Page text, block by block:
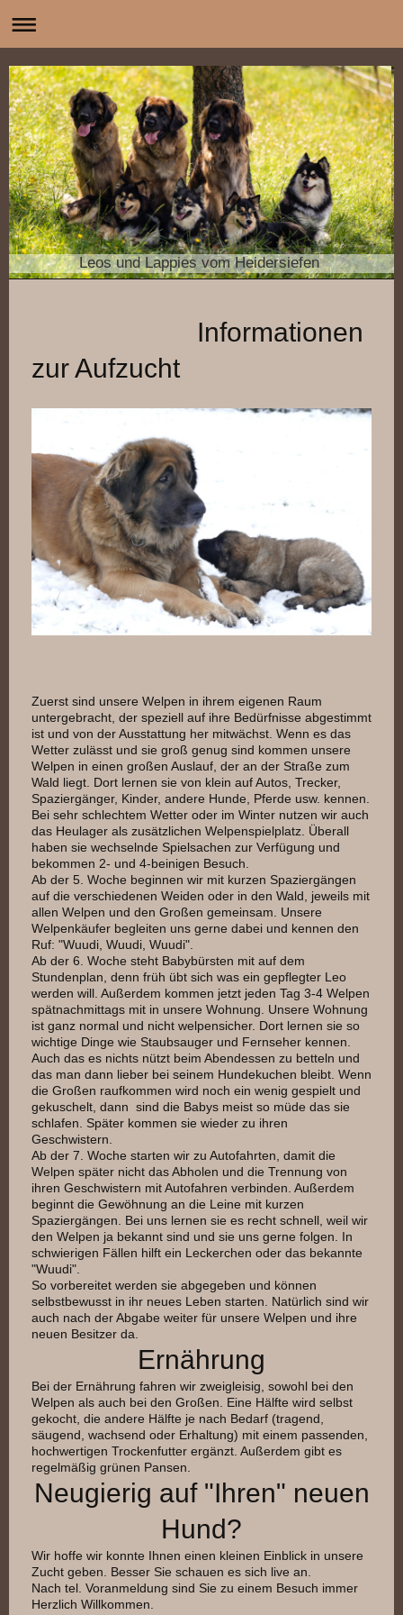
Leos und Lappies vom Heidersiefen
Informationen
zur Aufzucht
Zuerst sind unsere Welpen in ihrem eigenen Raum
untergebracht, der speziell auf ihre Bedürfnisse abgestimmt
ist und von der Ausstattung her mitwächst. Wenn es das
Wetter zulässt und sie groß genug sind kommen unsere
Welpen in einen großen Auslauf, der an der Straße zum
Wald liegt. Dort lernen sie von klein auf Autos, Trecker,
Spaziergänger, Kinder, andere Hunde, Pferde usw. kennen.
Bei sehr schlechtem Wetter oder im Winter nutzen wir auch
das Heulager als zusätzlichen Welpenspielplatz. Überall
haben sie wechselnde Spielsachen zur Verfügung und
bekommen 2- und 4-beinigen Besuch.
Ab der 5. Woche beginnen wir mit kurzen Spaziergängen
auf die verschiedenen Weiden oder in den Wald, jeweils mit
allen Welpen und den Großen gemeinsam. Unsere
Welpenkäufer begleiten uns gerne dabei und kennen den
Ruf: "Wuudi, Wuudi, Wuudi".
Ab der 6. Woche steht Babybürsten mit auf dem
Stundenplan, denn früh übt sich was ein gepflegter Leo
werden will. Außerdem kommen jetzt jeden Tag 3-4 Welpen
spätnachmittags mit in unsere Wohnung. Unsere Wohnung
ist ganz normal und nicht welpensicher. Dort lernen sie so
wichtige Dinge wie Staubsauger und Fernseher kennen.
Auch das es nichts nützt beim Abendessen zu betteln und
das man dann lieber bei seinem Hundekuchen bleibt. Wenn
die Großen raufkommen wird noch ein wenig gespielt und
gekuschelt, dann sind die Babys meist so müde das sie
schlafen. Später kommen sie wieder zu ihren
Geschwistern.
Ab der 7. Woche starten wir zu Autofahrten, damit die
Welpen später nicht das Abholen und die Trennung von
ihren Geschwistern mit Autofahren verbinden. Außerdem
beginnt die Gewöhnung an die Leine mit kurzen
Spaziergängen. Bei uns lernen sie es recht schnell, weil wir
den Welpen ja bekannt sind und sie uns gerne folgen. In
schwierigen Fällen hilft ein Leckerchen oder das bekannte
"Wuudi".
So vorbereitet werden sie abgegeben und können
selbstbewusst in ihr neues Leben starten. Natürlich sind wir
auch nach der Abgabe weiter für unsere Welpen und ihre
neuen Besitzer da.
Ernährung
Bei der Ernährung fahren wir zweigleisig, sowohl bei den
Welpen als auch bei den Großen. Eine Hälfte wird selbst
gekocht, die andere Hälfte je nach Bedarf (tragend,
säugend, wachsend oder Erhaltung) mit einem passenden,
hochwertigen Trockenfutter ergänzt. Außerdem gibt es
regelmäßig grünen Pansen.
Neugierig auf "Ihren" neuen
Hund?
Wir hoffe wir konnte Ihnen einen kleinen Einblick in unsere
Zucht geben. Besser Sie schauen es sich live an.
Nach tel. Voranmeldung sind Sie zu einem Besuch immer
Herzlich Willkommen.